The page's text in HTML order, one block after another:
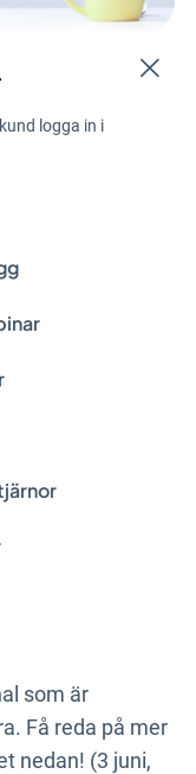
logga in i
nyheterna
i
som är
Få reda på mer
nedan! (3 juni,